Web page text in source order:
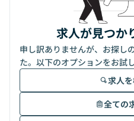
求人が見つか
申し訳ありませんが、お探し
た。以下のオプションをお試
求人
全ての